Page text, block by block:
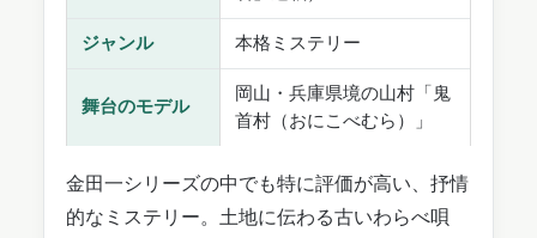
ジャンル 本格ミステリー
舞台のモデル
岡山・兵庫県境の山村「鬼
首村（おにこべむら）」
金田一シリーズの中でも特に評価が高い、抒情
的なミステリー。土地に伝わる古いわらべ唄